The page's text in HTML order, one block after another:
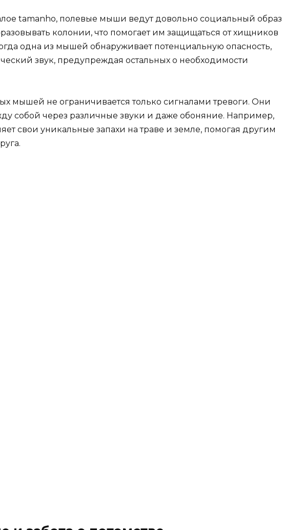
tamanho, полевые мыши ведут довольно социальный образ
колонии, что помогает им защищаться от хищников
одна из мышей обнаруживает потенциальную опасность,
звук, предупреждая остальных о необходимости
мышей не ограничивается только сигналами тревоги. Они
собой через различные звуки и даже обоняние. Например,
свои уникальные запахи на траве и земле, помогая другим